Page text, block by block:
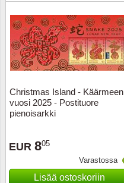
Christmas Island - Käärmeen
vuosi 2025 - Postituore
pienoisarkki
EUR 805
Varastossa
Lisää ostoskoriin